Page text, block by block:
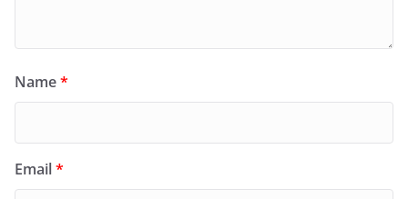
Name*
Email*